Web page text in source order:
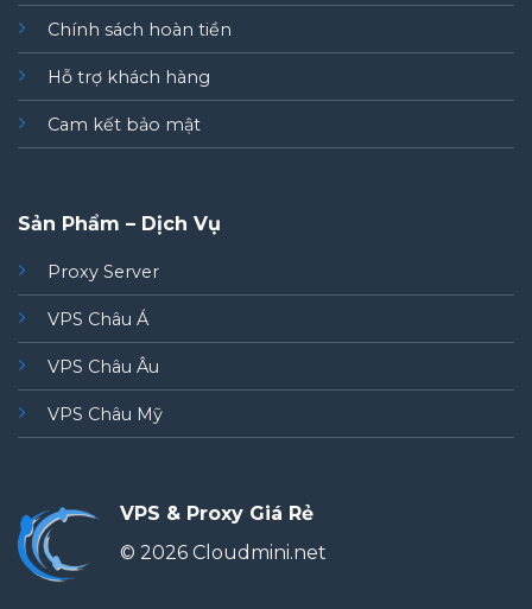
Chính sách hoàn tiền
Hỗ trợ khách hàng
Cam kết bảo mật
Sản Phẩm – Dịch Vụ
Proxy Server
VPS Châu Á
VPS Châu Âu
VPS Châu Mỹ
VPS & Proxy Giá Rẻ
© 2026 Cloudmini.net